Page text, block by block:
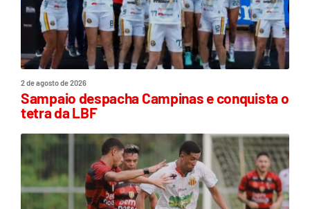
2 de agosto de 2026
Sampaio despacha Campinas e conquista o
tetra da LBF